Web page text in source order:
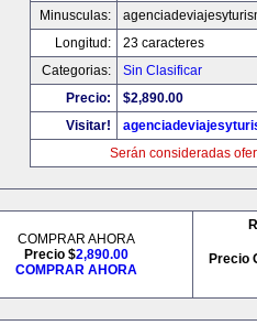
Minusculas:
Longitud:
23 caracteres
Categorias:
Sin Clasificar
Precio:
$2,890.00
Visitar!
Serán consideradas
COMPRAR AHORA
Precio $2,890.00
COMPRAR AHORA
Precio